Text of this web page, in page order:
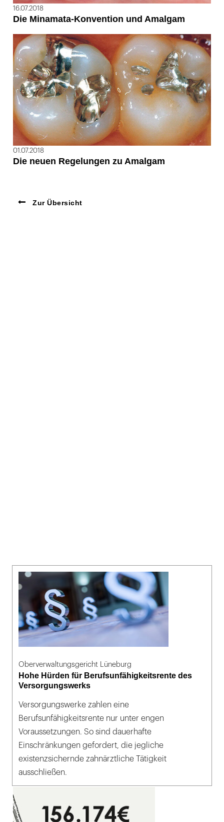
16.07.2018
Die Minamata-Konvention und Amalgam
01.07.2018
Die neuen Regelungen zu Amalgam
Zur Übersicht
Oberverwaltungsgericht Lüneburg
Hohe Hürden für Berufsunfähigkeitsrente des
Versorgungswerks
Versorgungswerke zahlen eine
Berufsunfähigkeitsrente nur unter engen
Voraussetzungen. So sind dauerhafte
Einschränkungen gefordert, die jegliche
existenzsichernde zahnärztliche Tätigkeit
ausschließen.